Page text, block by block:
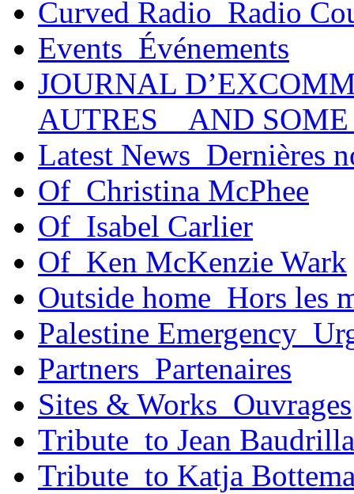
Curved Radio_Radio
Events_Événements
JOURNAL
AUTRES _ AND
Latest News_Dernières
Of_Christina McPhee
Of_Isabel Carlier
Of_Ken McKenzie Wark
Outside home_Hors les
Palestine
Partners_Partenaires
Sites & Works_Ouvrages
Tribute_to Jean
Tribute_to Katja